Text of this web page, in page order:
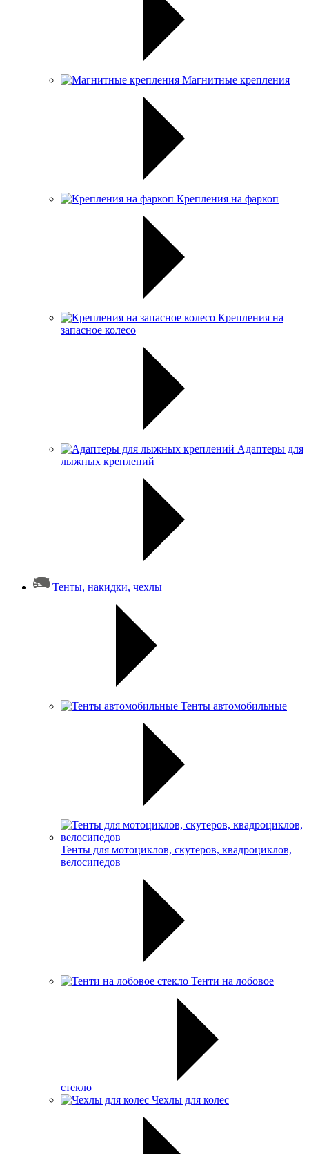
Магнитные крепления
Крепления на фаркоп
Крепления на
запасное колесо
Адаптеры для
лыжных креплений
Тенты, накидки, чехлы
Тенты автомобильные
Тенты для мотоциклов, скутеров, квадроциклов,
велосипедов
Тенти на лобовое
стекло
Чехлы для колес